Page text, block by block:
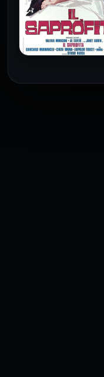
فيلم The Profiteer مترجم